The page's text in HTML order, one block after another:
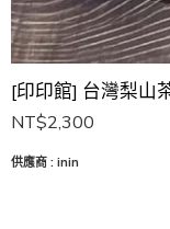
[印印館] 台灣梨山
NT$2,300
供應商 : inin